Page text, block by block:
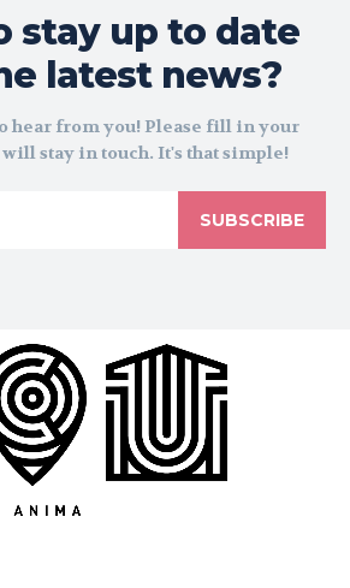
stay up to date
latest news?
hear from you! Please fill in your
stay in touch. It's that simple!
SUBSCRIBE